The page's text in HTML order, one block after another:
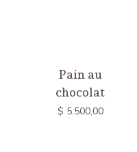
Pain au
chocolat
$ 5.500,00